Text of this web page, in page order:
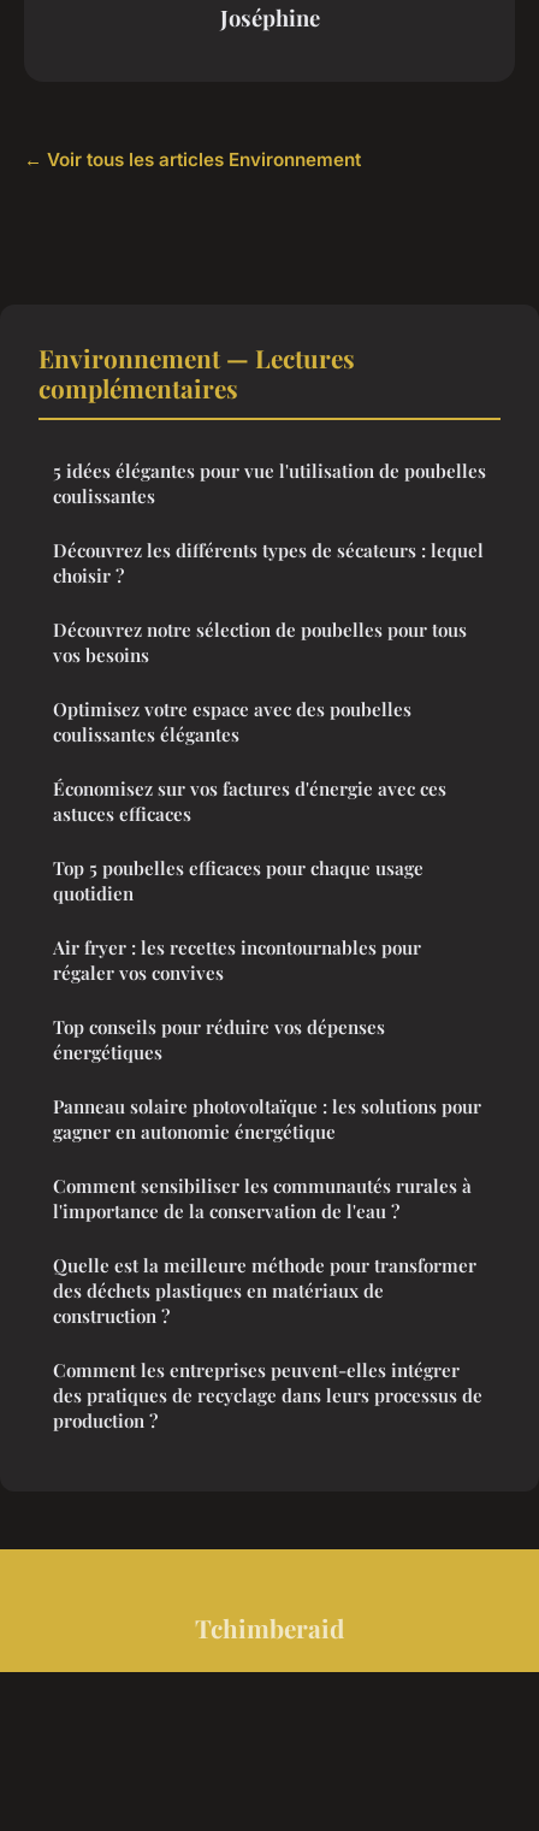
Joséphine
← Voir tous les articles Environnement
Environnement — Lectures
complémentaires
5 idées élégantes pour vue l'utilisation de poubelles
coulissantes
Découvrez les différents types de sécateurs : lequel
choisir ?
Découvrez notre sélection de poubelles pour tous
vos besoins
Optimisez votre espace avec des poubelles
coulissantes élégantes
Économisez sur vos factures d'énergie avec ces
astuces efficaces
Top 5 poubelles efficaces pour chaque usage
quotidien
Air fryer : les recettes incontournables pour
régaler vos convives
Top conseils pour réduire vos dépenses
énergétiques
Panneau solaire photovoltaïque : les solutions pour
gagner en autonomie énergétique
Comment sensibiliser les communautés rurales à
l'importance de la conservation de l'eau ?
Quelle est la meilleure méthode pour transformer
des déchets plastiques en matériaux de
construction ?
Comment les entreprises peuvent-elles intégrer
des pratiques de recyclage dans leurs processus de
production ?
Tchimberaid